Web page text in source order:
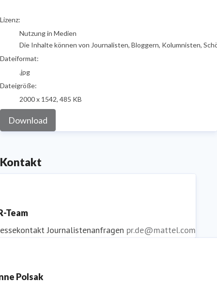
go to media item
Lizenz:
Nutzung in Medien
Die Inhalte können von Journalisten, Bloggern, Kolumnisten,
Dateiformat:
.jpg
Dateigröße:
2000 x 1542, 485 KB
Download
Kontakt
Team
Journalistenanfragen pr.de@mattel.com
Polsak